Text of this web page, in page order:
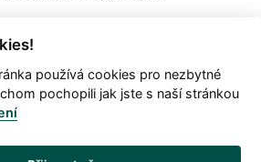
DigiDay Czech s.r.o.
používá cookies pro nezbytné
pochopili jak jste s naší stránkou